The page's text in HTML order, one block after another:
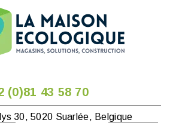
(0)81 43 58 70
30, 5020 Suarlée, Belgique